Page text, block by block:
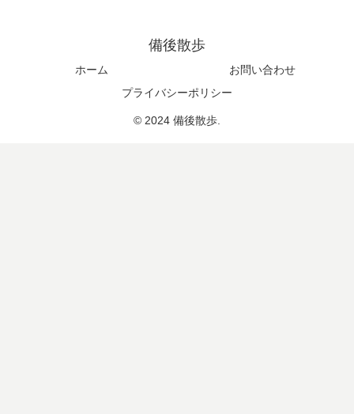
備後散歩
ホーム
お問い合わせ
プライバシーポリシー
© 2024 備後散歩.